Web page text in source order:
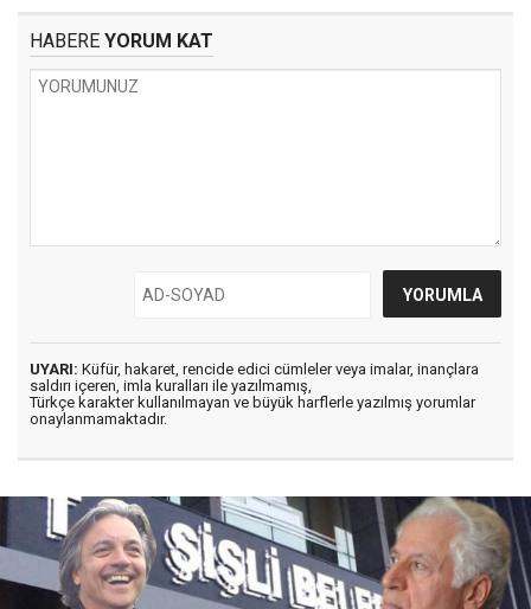
HABERE YORUM KAT
UYARI: Küfür, hakaret, rencide edici cümleler veya imalar, inançlara
saldırı içeren, imla kuralları ile yazılmamış,
Türkçe karakter kullanılmayan ve büyük harflerle yazılmış yorumlar
onaylanmamaktadır.